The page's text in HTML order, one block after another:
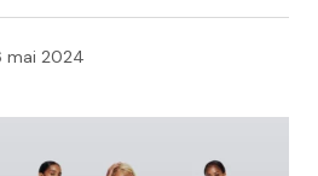
mai 2024